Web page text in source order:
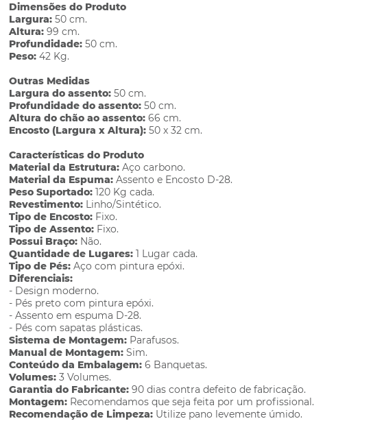
Dimensões do Produto
Largura: 50 cm.
Altura: 99 cm.
Profundidade: 50 cm.
Peso: 42 Kg.
Outras Medidas
Largura do assento: 50 cm.
Profundidade do assento: 50 cm.
Altura do chão ao assento: 66 cm.
Encosto (Largura x Altura): 50 x 32 cm.
Características do Produto
Material da Estrutura: Aço carbono.
Material da Espuma: Assento e Encosto D-28.
Peso Suportado: 120 Kg cada.
Revestimento: Linho/Sintético.
Tipo de Encosto: Fixo.
Tipo de Assento: Fixo.
Possui Braço: Não.
Quantidade de Lugares: 1 Lugar cada.
Tipo de Pés: Aço com pintura epóxi.
Diferenciais:
- Design moderno.
- Pés preto com pintura epóxi.
- Assento em espuma D-28.
- Pés com sapatas plásticas.
Sistema de Montagem: Parafusos.
Manual de Montagem: Sim.
Conteúdo da Embalagem: 6 Banquetas.
Volumes: 3 Volumes.
Garantia do Fabricante: 90 dias contra defeito de fabricação.
Montagem: Recomendamos que seja feita por um profissional.
Recomendação de Limpeza: Utilize pano levemente úmido.